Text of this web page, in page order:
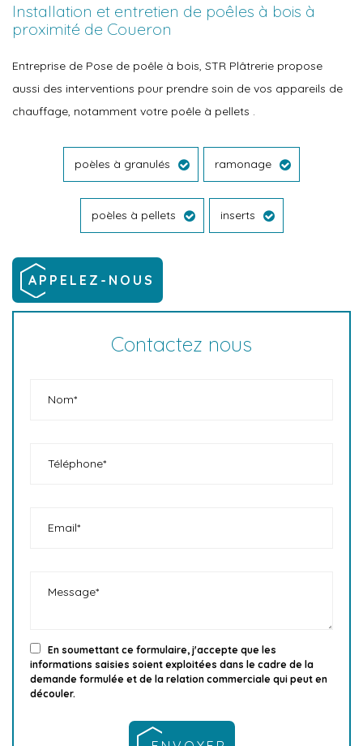
Installation et entretien de poêles à bois à
proximité de Coueron
Entreprise de Pose de poêle à bois, STR Plâtrerie propose
aussi des interventions pour prendre soin de vos appareils de
chauffage, notamment votre poêle à pellets .
poèles à granulés ramonage
poèles à pellets inserts
APPELEZ-NOUS
Contactez nous
En soumettant ce formulaire, j'accepte que les
informations saisies soient exploitées dans le cadre de la
demande formulée et de la relation commerciale qui peut en
découler.